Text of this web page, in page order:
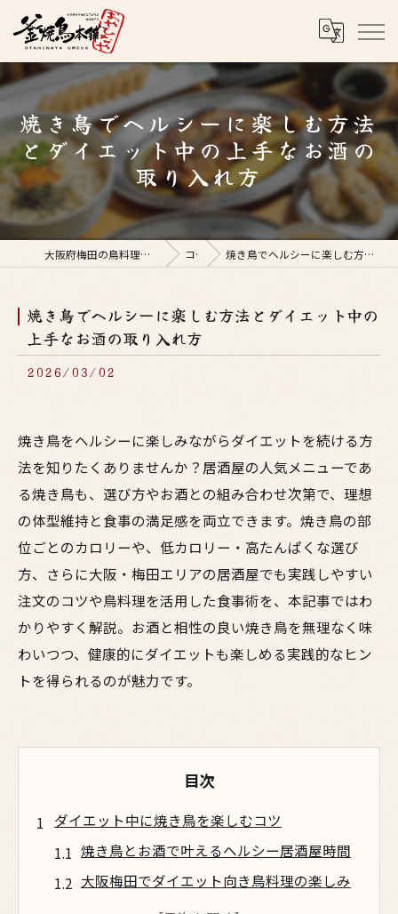
焼き鳥でヘルシーに楽しむ方法
とダイエット中の上手なお酒の
取り入れ方
大阪府梅田の鳥料理なら釜焼鳥本舗おやひなや 梅田店 コラム 焼き鳥でヘルシーに楽しむ方法とダイエット中の上手なお酒の取り入れ方
焼き鳥でヘルシーに楽しむ方法とダイエット中の
上手なお酒の取り入れ方
2026/03/02
焼き鳥をヘルシーに楽しみながらダイエットを続ける方
法を知りたくありませんか？居酒屋の人気メニューであ
る焼き鳥も、選び方やお酒との組み合わせ次第で、理想
の体型維持と食事の満足感を両立できます。焼き鳥の部
位ごとのカロリーや、低カロリー・高たんぱくな選び
方、さらに大阪・梅田エリアの居酒屋でも実践しやすい
注文のコツや鳥料理を活用した食事術を、本記事ではわ
かりやすく解説。お酒と相性の良い焼き鳥を無理なく味
わいつつ、健康的にダイエットも楽しめる実践的なヒン
トを得られるのが魅力です。
目次
ダイエット中に焼き鳥を楽しむコツ
焼き鳥とお酒で叶えるヘルシー居酒屋時間
大阪梅田でダイエット向き鳥料理の楽しみ